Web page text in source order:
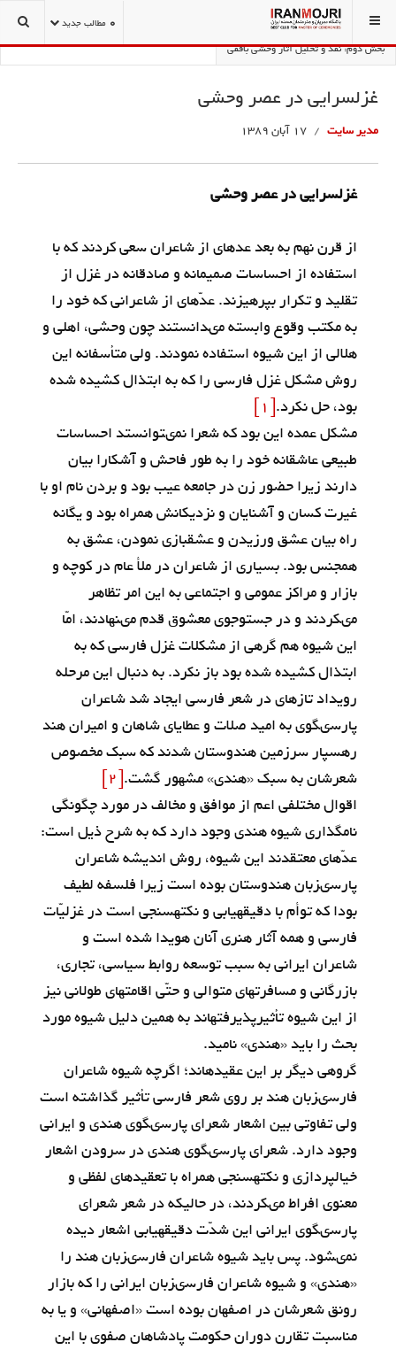
0 مطالب جدید شما اینجا هستید:
شرح زندگی و نقد آثار وحشی بافقی
بخش دوّم: نقد و تحلیل آثار وحشی بافقی
غزلسرايى در عصر وحشى
مدیر سایت 17 آبان 1389
غزلسرايى در عصر وحشى
از قرن نهم به بعد عده‏اى از شاعران سعى كردند كه با
استفاده از احساسات صميمانه و صادقانه در غزل از
تقليد و تكرار بپرهيزند. عدّه‏اى از شاعرانى كه خود را
به مكتب وقوع وابسته مى‏دانستند چون وحشى، اهلى و
هلالى از اين شيوه استفاده نمودند. ولى متأسفانه اين
روش مشكل غزل فارسى را كه به ابتذال كشيده شده
بود، حل نكرد.
مشكل عمده اين بود كه شعرا نمى‏توانستد احساسات
طبيعى عاشقانه خود را به طور فاحش و آشكارا بيان
دارند زيرا حضور زن در جامعه عيب بود و بردن نام او با
غيرت كسان و آشنايان و نزديكانش همراه بود و يگانه
راه بيان عشق ورزيدن و عشقبازى نمودن، عشق به
همجنس بود. بسيارى از شاعران در ملأ عام در كوچه و
بازار و مراكز عمومى و اجتماعى به اين امر تظاهر
مى‏كردند و در جست‏وجوى معشوق قدم مى‏نهادند، امّا
اين شيوه هم گرهى از مشكلات غزل فارسى كه به
ابتذال كشيده شده بود باز نكرد. به دنبال اين مرحله
رويداد تازه‏اى در شعر فارسى ايجاد شد شاعران
پارسى‏گوى به اميد صلات و عطاياى شاهان و اميران هند
رهسپار سرزمين هندوستان شدند كه سبك مخصوص
شعرشان به سبك «هندى» مشهور گشت.
اقوال مختلفى اعم از موافق و مخالف در مورد چگونگى
نام‏گذارى شيوه هندى وجود دارد كه به شرح ذيل است:
عدّه‏اى معتقدند اين شيوه، روش انديشه شاعران
پارسى‏زبان هندوستان بوده است زيرا فلسفه لطيف
بودا كه توأم با دقيقه‏يابى و نكته‏سنجى است در غزليّات
فارسى و همه آثار هنرى آنان هويدا شده است و
شاعران ايرانى به سبب توسعه روابط سياسى، تجارى،
بازرگانى و مسافرتهاى متوالى و حتّى اقامتهاى طولانى نيز
از اين شيوه تأثيرپذيرفته‏اند به همين دليل شيوه مورد
بحث را بايد «هندى» ناميد.
گروهى ديگر بر اين عقيده‏اند؛ اگرچه شيوه شاعران
فارسى‏زبان هند بر روى شعر فارسى تأثير گذاشته است
ولى تفاوتى بين اشعار شعراى پارسى‏گوى هندى و ايرانى
وجود دارد. شعراى پارسى‏گوى هندى در سرودن اشعار
خيال‏پردازى و نكته‏سنجى همراه با تعقيدهاى لفظى و
معنوى افراط مى‏كردند، در حاليكه در شعر شعراى
پارسى‏گوى ايرانى اين شدّت دقيقه‏يابى اشعار ديده
نمى‏شود. پس بايد شيوه شاعران فارسى‏زبان هند را
«هندى» و شيوه شاعران فارسى‏زبان ايرانى را كه بازار
رونق شعرشان در اصفهان بوده است «اصفهانى» و يا به
مناسبت تقارن دوران حكومت پادشاهان صفوى با اين